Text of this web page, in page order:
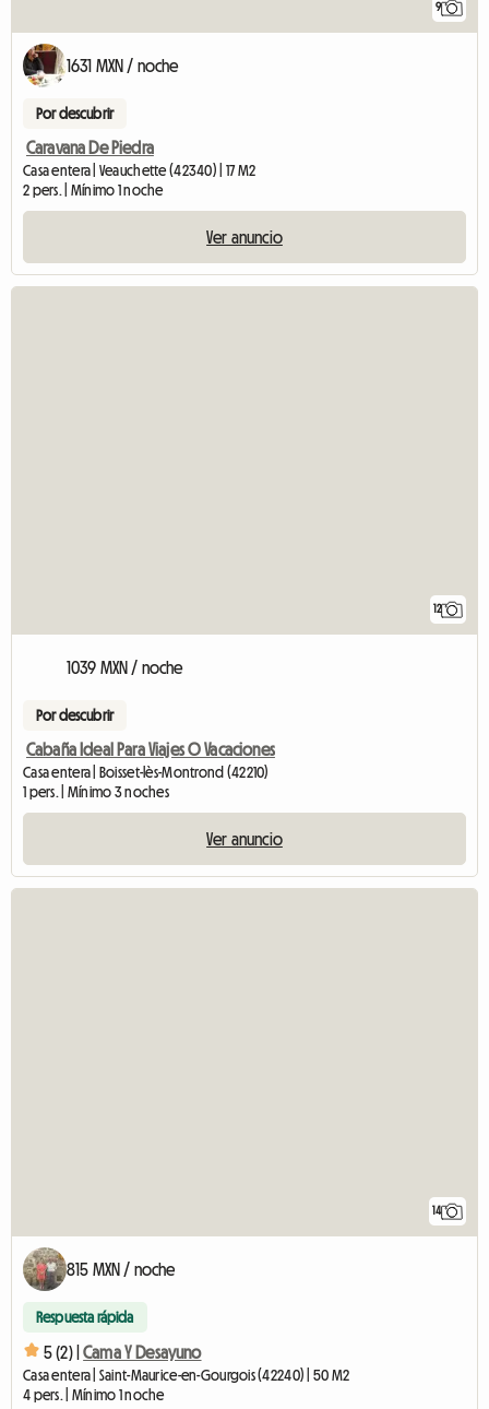
9
1631 MXN / noche
Por descubrir
Caravana De Piedra
Casa entera | Veauchette (42340) | 17 M2
2 pers. | Mínimo 1 noche
Ver anuncio
12
1039 MXN / noche
Por descubrir
Cabaña Ideal Para Viajes O Vacaciones
Casa entera | Boisset-lès-Montrond (42210)
1 pers. | Mínimo 3 noches
Ver anuncio
14
815 MXN / noche
Respuesta rápida
5 (2) | Cama Y Desayuno
Casa entera | Saint-Maurice-en-Gourgois (42240) | 50 M2
4 pers. | Mínimo 1 noche